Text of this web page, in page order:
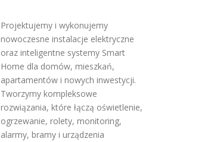
Projektujemy i wykonujemy
nowoczesne instalacje elektryczne
oraz inteligentne systemy Smart
Home dla domów, mieszkań,
apartamentów i nowych inwestycji.
Tworzymy kompleksowe
rozwiązania, które łączą oświetlenie,
ogrzewanie, rolety, monitoring,
alarmy, bramy i urządzenia